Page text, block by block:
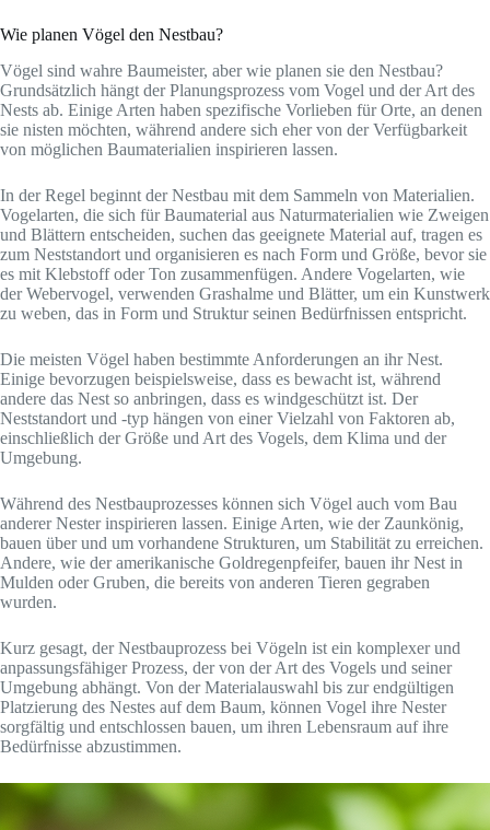
Wie planen Vögel den Nestbau?
Vögel sind wahre Baumeister, aber wie planen sie den Nestbau?
Grundsätzlich hängt der Planungsprozess vom Vogel und der Art des
Nests ab. Einige Arten haben spezifische Vorlieben für Orte, an denen
sie nisten möchten, während andere sich eher von der Verfügbarkeit
von möglichen Baumaterialien inspirieren lassen.
In der Regel beginnt der Nestbau mit dem Sammeln von Materialien.
Vogelarten, die sich für Baumaterial aus Naturmaterialien wie Zweigen
und Blättern entscheiden, suchen das geeignete Material auf, tragen es
zum Neststandort und organisieren es nach Form und Größe, bevor sie
es mit Klebstoff oder Ton zusammenfügen. Andere Vogelarten, wie
der Webervogel, verwenden Grashalme und Blätter, um ein Kunstwerk
zu weben, das in Form und Struktur seinen Bedürfnissen entspricht.
Die meisten Vögel haben bestimmte Anforderungen an ihr Nest.
Einige bevorzugen beispielsweise, dass es bewacht ist, während
andere das Nest so anbringen, dass es windgeschützt ist. Der
Neststandort und -typ hängen von einer Vielzahl von Faktoren ab,
einschließlich der Größe und Art des Vogels, dem Klima und der
Umgebung.
Während des Nestbauprozesses können sich Vögel auch vom Bau
anderer Nester inspirieren lassen. Einige Arten, wie der Zaunkönig,
bauen über und um vorhandene Strukturen, um Stabilität zu erreichen.
Andere, wie der amerikanische Goldregenpfeifer, bauen ihr Nest in
Mulden oder Gruben, die bereits von anderen Tieren gegraben
wurden.
Kurz gesagt, der Nestbauprozess bei Vögeln ist ein komplexer und
anpassungsfähiger Prozess, der von der Art des Vogels und seiner
Umgebung abhängt. Von der Materialauswahl bis zur endgültigen
Platzierung des Nestes auf dem Baum, können Vogel ihre Nester
sorgfältig und entschlossen bauen, um ihren Lebensraum auf ihre
Bedürfnisse abzustimmen.